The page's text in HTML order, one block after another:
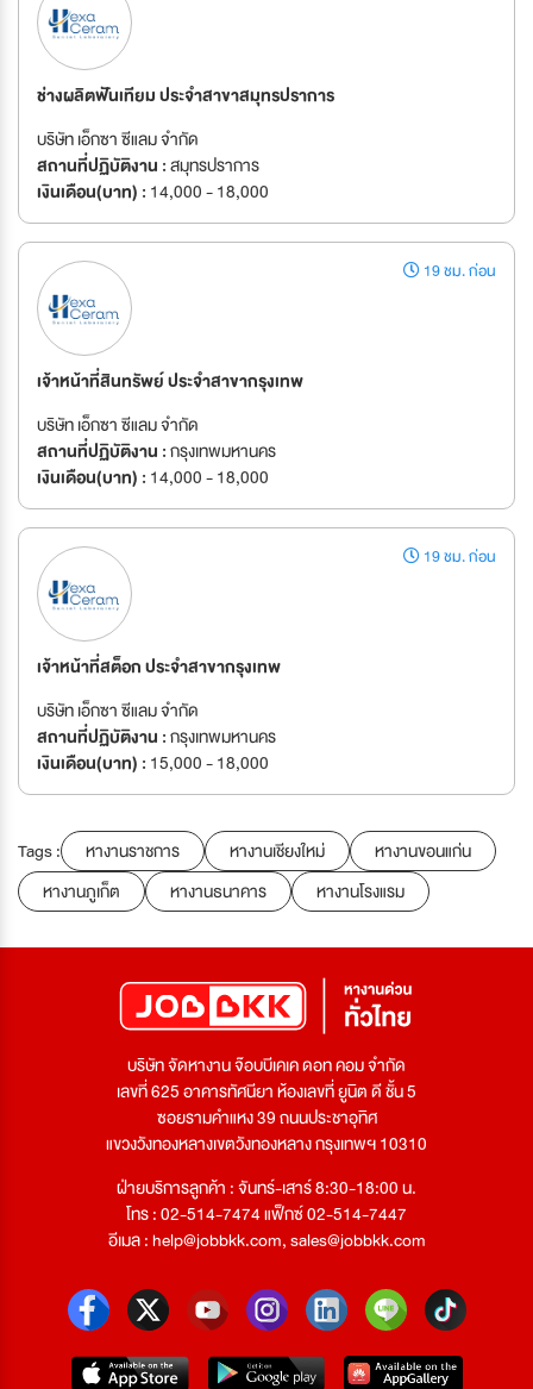
ช่างผลิตฟันเทียม ประจำสาขาสมุทรปราการ
บริษัท เอ็กซา ซีแลม จำกัด
สถานที่ปฏิบัติงาน :สมุทรปราการ
เงินเดือน(บาท) : 14,000 - 18,000
19 ชม. ก่อน
เจ้าหน้าที่สินทรัพย์ ประจำสาขากรุงเทพ
บริษัท เอ็กซา ซีแลม จำกัด
สถานที่ปฏิบัติงาน :กรุงเทพมหานคร
เงินเดือน(บาท) : 14,000 - 18,000
19 ชม. ก่อน
เจ้าหน้าที่สต็อก ประจำสาขากรุงเทพ
บริษัท เอ็กซา ซีแลม จำกัด
สถานที่ปฏิบัติงาน :กรุงเทพมหานคร
เงินเดือน(บาท) : 15,000 - 18,000
Tags : หางานราชการ หางานเชียงใหม่
หางานขอนแก่น
หางานภูเก็ต
หางานธนาคาร หางานโรงแรม
บริษัท จัดหางาน จ๊อบบีเคเค ดอท คอม จำกัด
เลขที่ 625 อาคารทัศนียา ห้องเลขที่ ยูนิต ดี ชั้น 5
ซอยรามคำแหง 39 ถนนประชาอุทิศ
แขวงวังทองหลางเขตวังทองหลาง กรุงเทพฯ 10310
ฝ่ายบริการลูกค้า : จันทร์-เสาร์ 8:30-18:00 น.
โทร : 02-514-7474 แฟ็กซ์ 02-514-7447
อีเมล :help@jobbkk.com,sales@jobbkk.com